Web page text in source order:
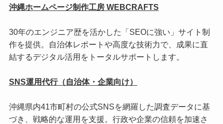
沖縄ホームページ制作工房 WEBCRAFTS
30年のエンジニア歴を活かした「SEOに強い」サイト制
作を提供。自治体レポートや高度な技術力で、成果に直
結するデジタル活用をトータルサポートします。
SNS運用代行（自治体・企業向け）
沖縄県内41市町村の公式SNSを網羅した調査データに基
づき、戦略的な運用を支援。行政や企業の信頼を加速さ